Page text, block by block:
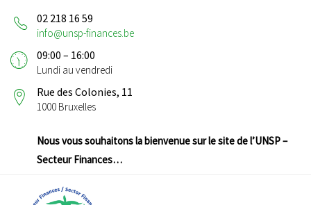
02 218 16 59
info@unsp-finances.be
09:00 – 16:00
Lundi au vendredi
Rue des Colonies, 11
1000 Bruxelles
Nous vous souhaitons la bienvenue sur le site de l’UNSP –
Secteur Finances…